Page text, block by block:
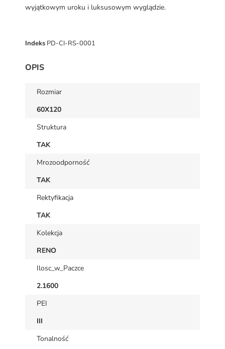
wyjątkowym uroku i luksusowym wyglądzie.
Indeks PD-CI-RS-0001
OPIS
Rozmiar
60X120
Struktura
TAK
Mrozoodporność
TAK
Rektyfikacja
TAK
Kolekcja
RENO
Ilosc_w_Paczce
2.1600
PEI
III
Tonalność